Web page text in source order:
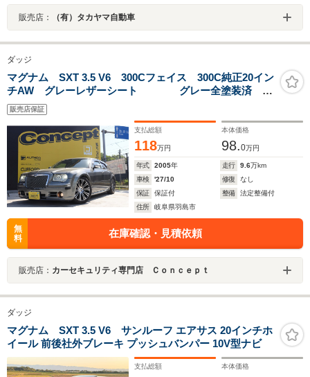
販売店： （有）タカヤマ自動車
ダッジ
マグナム SXT 3.5 V6 300Cフェイス 300C純正20イン
チAW グレーレザーシート グレー全塗装済 サ
ンルーフ シートヒーター パナフルセグナビTV バ
ックカメラ ETC W出しマフラー デジタルインナ
ーミラー
販売店保証
支払総額
118万円
本体価格
98.0万円
年式 2005年 走行 9.6万km
車検
'27/10 修復
なし
保証
保証付 整備
法定整備付
住所
岐阜県羽島市
無
料
在庫確認・見積依頼
販売店： カーセキュリティ専門店 Ｃｏｎｃｅｐｔ
ダッジ
マグナム SXT 3.5 V6 サンルーフ エアサス 20インチホ
イール 前後社外ブレーキ プッシュバンパー 10V型ナビ
支払総額 本体価格